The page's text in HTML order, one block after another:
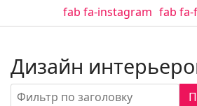
fab fa-instagram fab
Дизайн
Фильтр по заголовку